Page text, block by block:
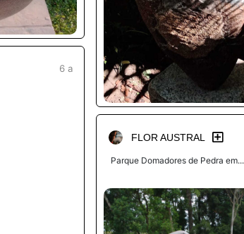
6 a
FLOR AUSTRAL
Parque Domadores de Pedra em...